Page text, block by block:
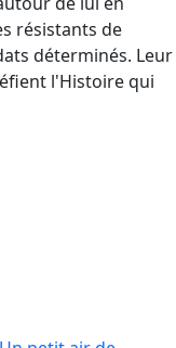
résistants de
déterminés. Leur
l'Histoire qui